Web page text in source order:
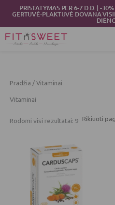
turinio
PRISTATYMAS PER 6-7 D.D. | -
GERTUVĖ-PLAKTUVĖ DOVANA
Pradžia / Vitaminai
Vitaminai
Rodomi visi rezultatai: 9
pagal
populiarumą